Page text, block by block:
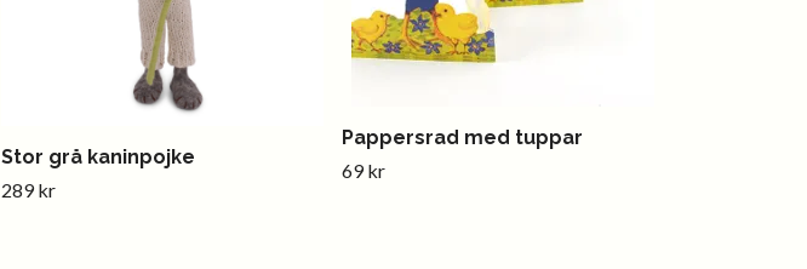
Stor grå kaninpojke
289 kr
Pappersrad med tuppar
69 kr